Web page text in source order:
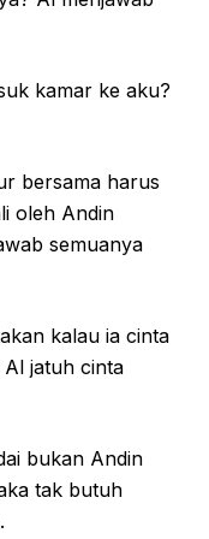
kamar ke aku?
bersama harus
oleh Andin
semuanya
kalau ia cinta
jatuh cinta
bukan Andin
tak butuh